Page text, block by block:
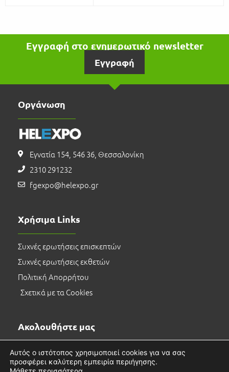
Εγγραφή στο ενημερωτικό newsletter
Εγγραφή
Οργάνωση
Εγνατία 154, 546 36, Θεσσαλονίκη
2310 291232
fgexpo@helexpo.gr
Χρήσιμα Links
Συχνές ερωτήσεις επισκεπτών
Συχνές ερωτήσεις εκθετών
Πολιτική Απορρήτου
Σχετικά με τα Cookies
Ακολουθήστε μας
Αυτός ο ιστότοπος χρησιμοποιεί cookies για να σας
προσφέρει καλύτερη εμπειρία περιήγησης.